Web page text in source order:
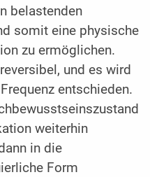
belastenden
somit eine physische
zu ermöglichen.
und es wird
entschieden.
weiterhin
in die
Form